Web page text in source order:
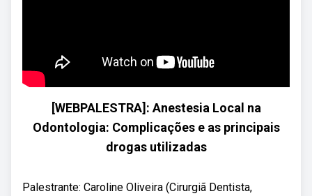
[WEBPALESTRA]: Anestesia Local na
Odontologia: Complicações e as principais
drogas utilizadas
Palestrante: Caroline Oliveira (Cirurgiã Dentista,